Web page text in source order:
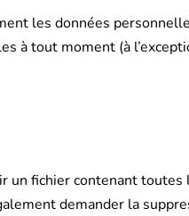
les données
à tout moment (à
un fichier contenant toutes
demander la